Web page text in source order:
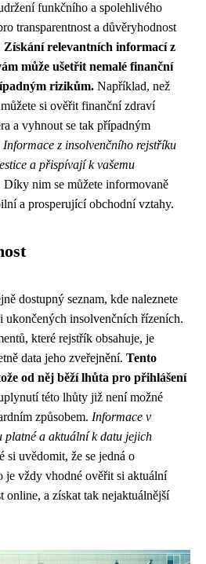
funkčního a spolehlivého
transparentnost a důvěryhodnost
Získání relevantních informací z
může ušetřit nemalé finanční
rizikům. Například, než
si ověřit finanční zdraví
a vyhnout se tak případným
Informace z insolvenčního rejstříku
a přispívají k vašemu
Díky nim se můžete informovaně
a prosperující obchodní vztahy.
dostupný seznam, kde naleznete
insolvenčních řízeních.
které rejstřík obsahuje, je
data jeho zveřejnění. Tento
od něj běží lhůta pro přihlášení
této lhůty již není možné
způsobem. Informace v
platné a aktuální k datu jejich
si uvědomit, že se jedná o
je vždy vhodné ověřit si aktuální
online, a získat tak nejaktuálnější